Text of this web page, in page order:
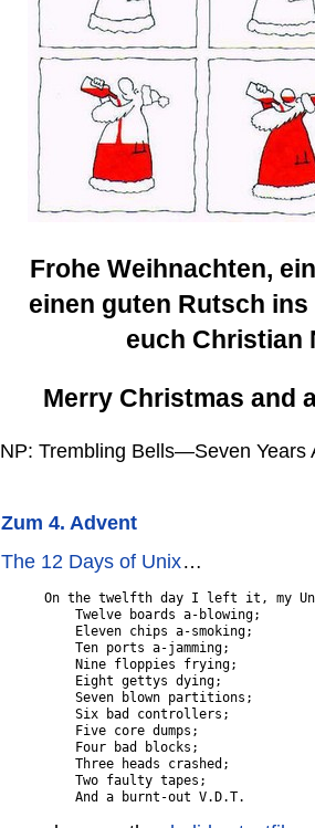
Frohe Weihnachten,
einen guten Rutsch
euch Christian
Merry Christmas and
NP: Trembling Bells—Seven Years
Zum 4. Advent
The 12 Days of Unix…
On the twelfth day I left it, my
    Twelve boards a-blowing;
    Eleven chips a-smoking;
    Ten ports a-jamming;
    Nine floppies frying;
    Eight gettys dying;
    Seven blown partitions;
    Six bad controllers;
    Five core dumps;
    Four bad blocks;
    Three heads crashed;
    Two faulty tapes;